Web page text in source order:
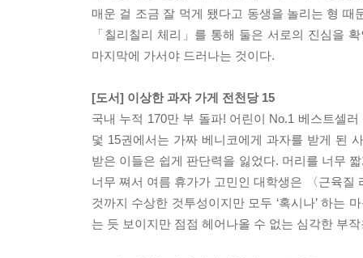
매운 걸 조금 잘 먹게 됐다고 동생을 놀리는 형
「칠리칠리 체리」를 통해 둘은 서로의 진심을
마지막에 가서야 드러나는 것이다.
[도서] 이상한 과자 가게 전천당 15
국내 누적 170만 부 돌파! 어린이 No.1 베스트셀
덫 15권에서는 가짜 베니코에게 과자를 받게 된
받은 이들은 쉽게 판단력을 잃었다. 머리를 너무
너무 쪄서 여름 휴가가 고민인 대학생은 〈근육
것까지 수상한 것투성이지만 모두 ‘혹시나’ 하는
는 듯 보이지만 점점 헤어나올 수 없는 심각한 부